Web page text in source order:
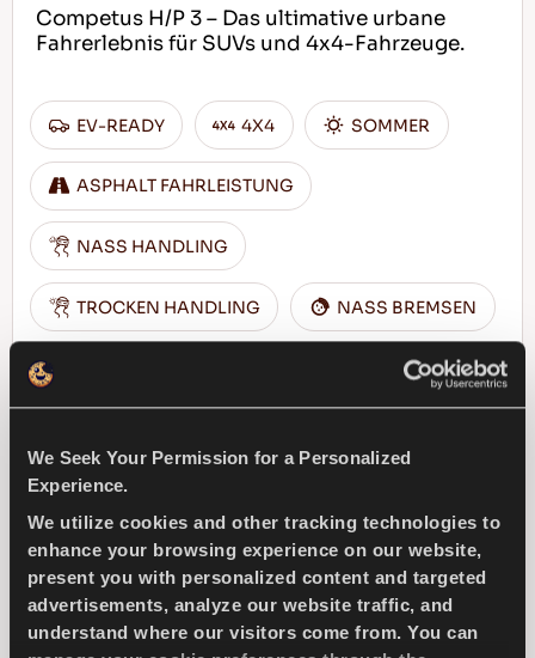
We Seek Your Permission for a Personalized
Experience.
We utilize cookies and other tracking technologies to
enhance your browsing experience on our website,
present you with personalized content and targeted
advertisements, analyze our website traffic, and
understand where our visitors come from. You can
Competus H/P 3 – Das ultimative urbane
Fahrerlebnis für SUVs und 4x4-Fahrzeuge.
EV-READY 4X4 SOMMER
ASPHALT FAHRLEISTUNG
NASS HANDLING
TROCKEN HANDLING NASS BREMSEN
MEHR ERFAHREN
COMPETUS A/T3